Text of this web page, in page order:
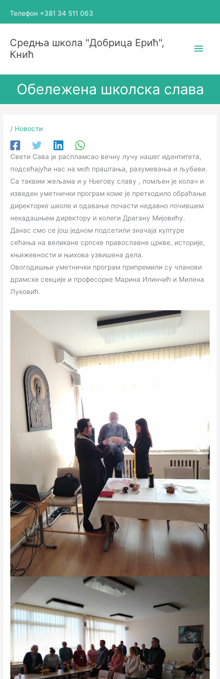
Телефон +381 34 511 063
Средња школа "Добрица Ерић",
Кнић
Обележена школска слава
/ Новости
Свети Сава је распламсао вечну лучу нашег идентитета,
подсећајући нас на моћ праштања, разумевања и љубави.
Са таквим жељама и у Његову славу , ломљен је колач и
изведен уметнички програм коме је претходило обраћање
директорке школе и одавање почасти недавно почившем
некадашњем директору и колеги Драгану Мијовићу.
Данас смо се још једном подсетили значаја културе
сећања на великане српске православне цркве, историје,
књижевности и њихова узвишена дела.
Овогодишњи уметнички програм припремили су чланови
драмске секције и професорке Марина Илинчић и Милена
Луковић.